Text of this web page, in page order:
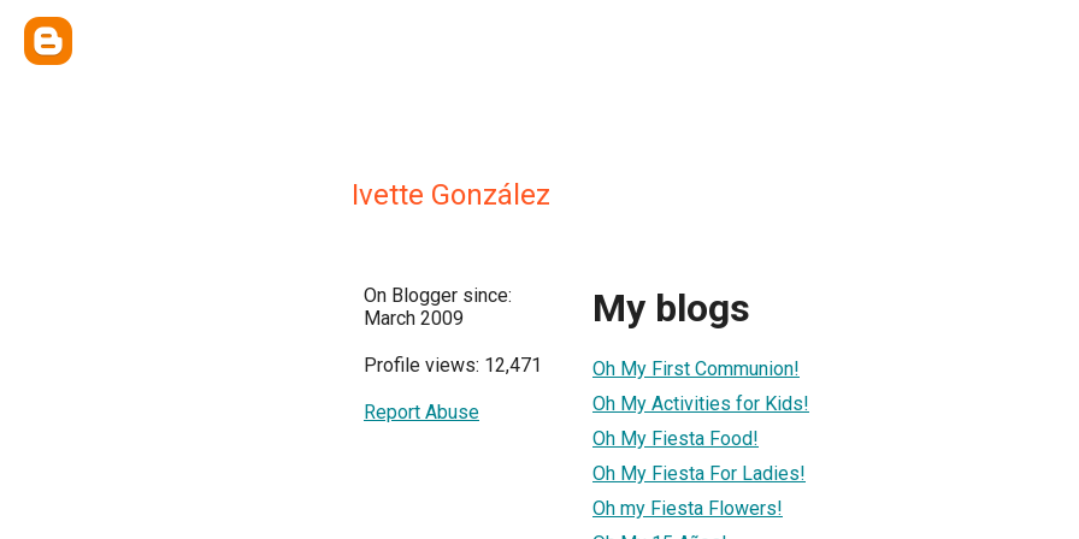
Ivette González
On Blogger since:
March 2009
Profile views: 12,471
Report Abuse
My blogs
Oh My First Communion!
Oh My Activities for Kids!
Oh My Fiesta Food!
Oh My Fiesta For Ladies!
Oh my Fiesta Flowers!